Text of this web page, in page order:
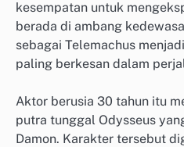
kesempatan untuk
berada di ambang
sebagai Telemachus
paling berkesan dalam
Aktor berusia 30 tahun itu
putra tunggal Odysseus
Damon. Karakter tersebut